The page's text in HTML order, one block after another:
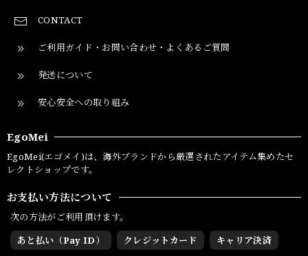
CONTACT
ご利用ガイド・お問い合わせ・よくあるご質問
発送について
安心安全への取り組み
EgoMei
EgoMei(エゴメイ)は、海外ブランドから厳選されたアイテム集めたセ
レクトショップです。
お支払い方法について
次の方法がご利用頂けます。
あと払い（Pay ID）
クレジットカード キャリア決済